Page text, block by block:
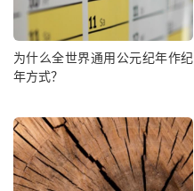
为什么全世界通用公元纪年作纪
年方式？